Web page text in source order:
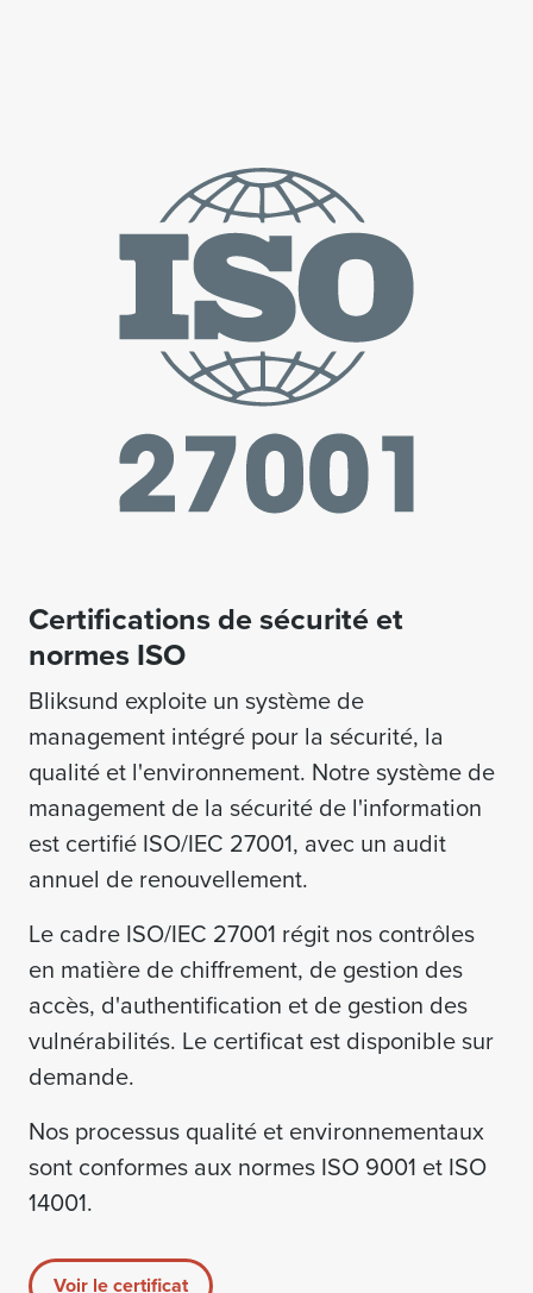
Certifications de sécurité et
normes ISO
Bliksund exploite un système de
management intégré pour la sécurité, la
qualité et l'environnement. Notre système de
management de la sécurité de l'information
est certifié ISO/IEC 27001, avec un audit
annuel de renouvellement.
Le cadre ISO/IEC 27001 régit nos contrôles
en matière de chiffrement, de gestion des
accès, d'authentification et de gestion des
vulnérabilités. Le certificat est disponible sur
demande.
Nos processus qualité et environnementaux
sont conformes aux normes ISO 9001 et ISO
14001.
Voir le certificat